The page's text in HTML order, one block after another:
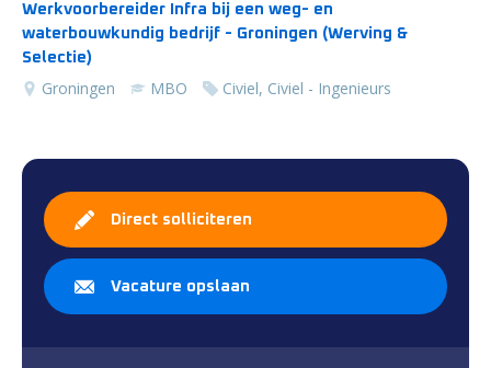
Werkvoorbereider Infra bij een weg- en
waterbouwkundig bedrijf - Groningen (Werving &
Selectie)
Groningen MBO Civiel, Civiel - Ingenieurs
Direct solliciteren
Vacature opslaan